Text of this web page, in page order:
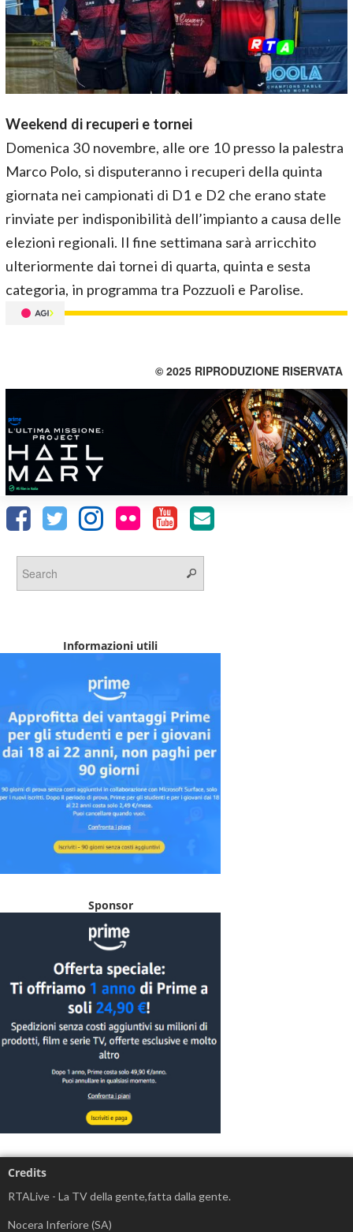
Weekend di recuperi e tornei
Domenica 30 novembre, alle ore 10 presso la palestra
Marco Polo, si disputeranno i recuperi della quinta
giornata nei campionati di D1 e D2 che erano state
rinviate per indisponibilità dell’impianto a causa delle
elezioni regionali. Il fine settimana sarà arricchito
ulteriormente dai tornei di quarta, quinta e sesta
categoria, in programma tra Pozzuoli e Parolise.
© 2025 RIPRODUZIONE RISERVATA
Informazioni utili
Sponsor
Credits
RTALive - La TV della gente,fatta dalla gente.
Nocera Inferiore (SA)